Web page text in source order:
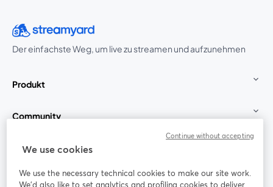
Der einfachste Weg, um live zu streamen und aufzunehmen
Produkt
Community
StreamYard für
Mitmachen
We use cookies
We use the necessary technical cookies to make our site work.
We'd also like to set analytics and profiling cookies to deliver
Continue without accepting